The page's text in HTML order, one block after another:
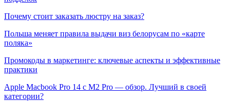
Почему стоит заказать люстру на заказ?
Польша меняет правила выдачи виз белорусам по «карте
поляка»
Промокоды в маркетинге: ключевые аспекты и эффективные
практики
Apple Macbook Pro 14 с M2 Pro — обзор. Лучший в своей
категории?